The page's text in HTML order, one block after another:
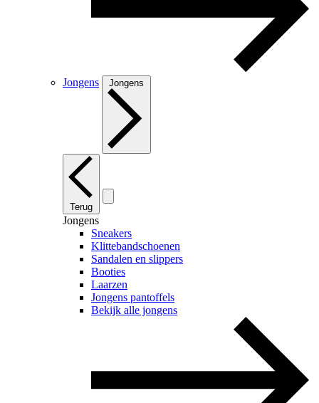
Jongens Jongens
Terug
Jongens
Sneakers
Klittebandschoenen
Sandalen en slippers
Booties
Laarzen
Jongens pantoffels
Bekijk alle jongens